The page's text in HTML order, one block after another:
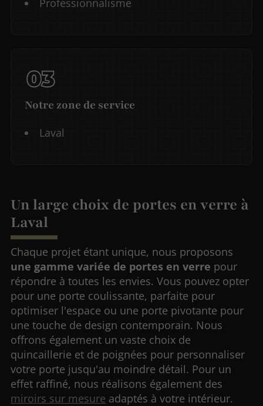
Professionnalisme
Notre zone de service
Laval
Un large choix de portes en verre à
Laval
Chaque projet étant unique, nous proposons
une gamme variée de portes en verre pour
répondre à toutes les envies. Vous pouvez opter
pour une porte coulissante, parfaite pour
optimiser l'espace ou une porte pivotante pour
une touche de design contemporain. Nous
offrons également un vaste choix de
quincaillerie et de poignées pour personnaliser
votre porte jusqu'au moindre détail. Pour un
effet raffiné, nous réalisons également des
miroirs sur mesure adaptés à votre intérieur.